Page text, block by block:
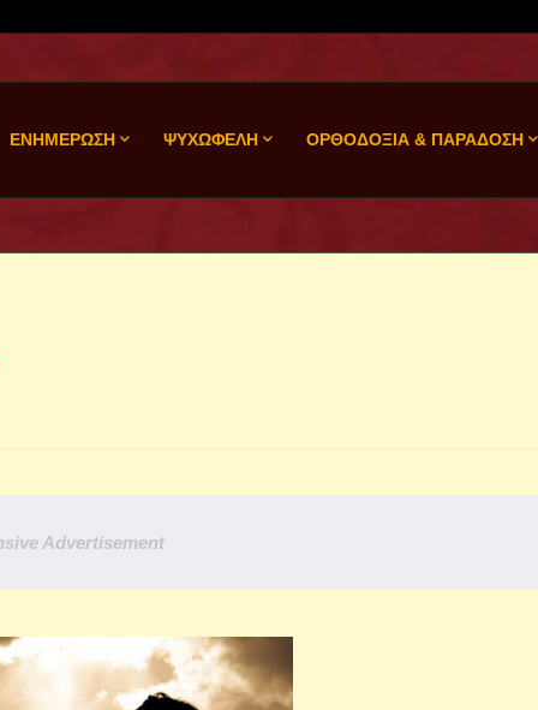
ΕΝΗΜΕΡΩΣΗ ΨΥΧΩΦΕΛΗ ΟΡΘΟΔΟΞΙΑ & ΠΑΡΑΔΟΣΗ
Advertisement